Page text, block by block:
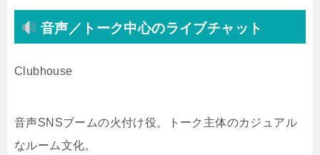
音声／トーク中心のライブチャット
Clubhouse
音声SNSブームの火付け役。トーク主体のカジュアル
なルーム文化。